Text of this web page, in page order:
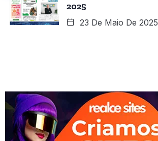
2025
23 De Maio De 2025